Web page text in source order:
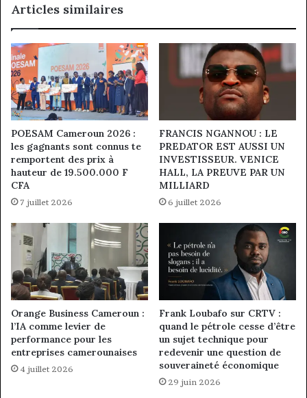
Articles similaires
POESAM Cameroun 2026 :
les gagnants sont connus te
remportent des prix à
hauteur de 19.500.000 F
CFA
7 juillet 2026
FRANCIS NGANNOU : LE
PREDATOR EST AUSSI UN
INVESTISSEUR. VENICE
HALL, LA PREUVE PAR UN
MILLIARD
6 juillet 2026
Orange Business Cameroun :
l’IA comme levier de
performance pour les
entreprises camerounaises
4 juillet 2026
Frank Loubafo sur CRTV :
quand le pétrole cesse d’être
un sujet technique pour
redevenir une question de
souveraineté économique
29 juin 2026